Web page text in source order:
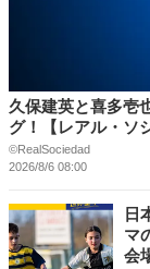
久保建英と喜多壱
グ！【レアル・ソ
©RealSociedad
2026/8/6 08:00
日
マ
会